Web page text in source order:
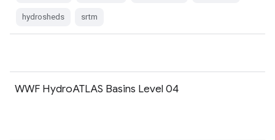
hydrosheds srtm
WWF HydroATLAS Basins Level 04